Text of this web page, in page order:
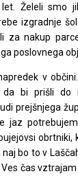
let. Želeli smo
izgradnje
za nakup
poslovnega
v
da bi prišli do
prejšnjega
jaz
obrtniki,
bo to v
Ves čas